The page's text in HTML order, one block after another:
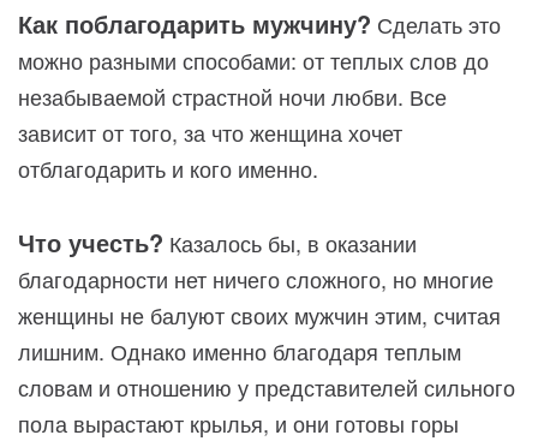
Как поблагодарить мужчину? Сделать это
можно разными способами: от теплых слов до
незабываемой страстной ночи любви. Все
зависит от того, за что женщина хочет
отблагодарить и кого именно.
Что учесть? Казалось бы, в оказании
благодарности нет ничего сложного, но многие
женщины не балуют своих мужчин этим, считая
лишним. Однако именно благодаря теплым
словам и отношению у представителей сильного
пола вырастают крылья, и они готовы горы